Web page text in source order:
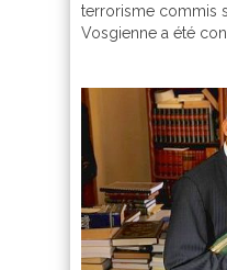
terrorisme commis
Vosgienne a été